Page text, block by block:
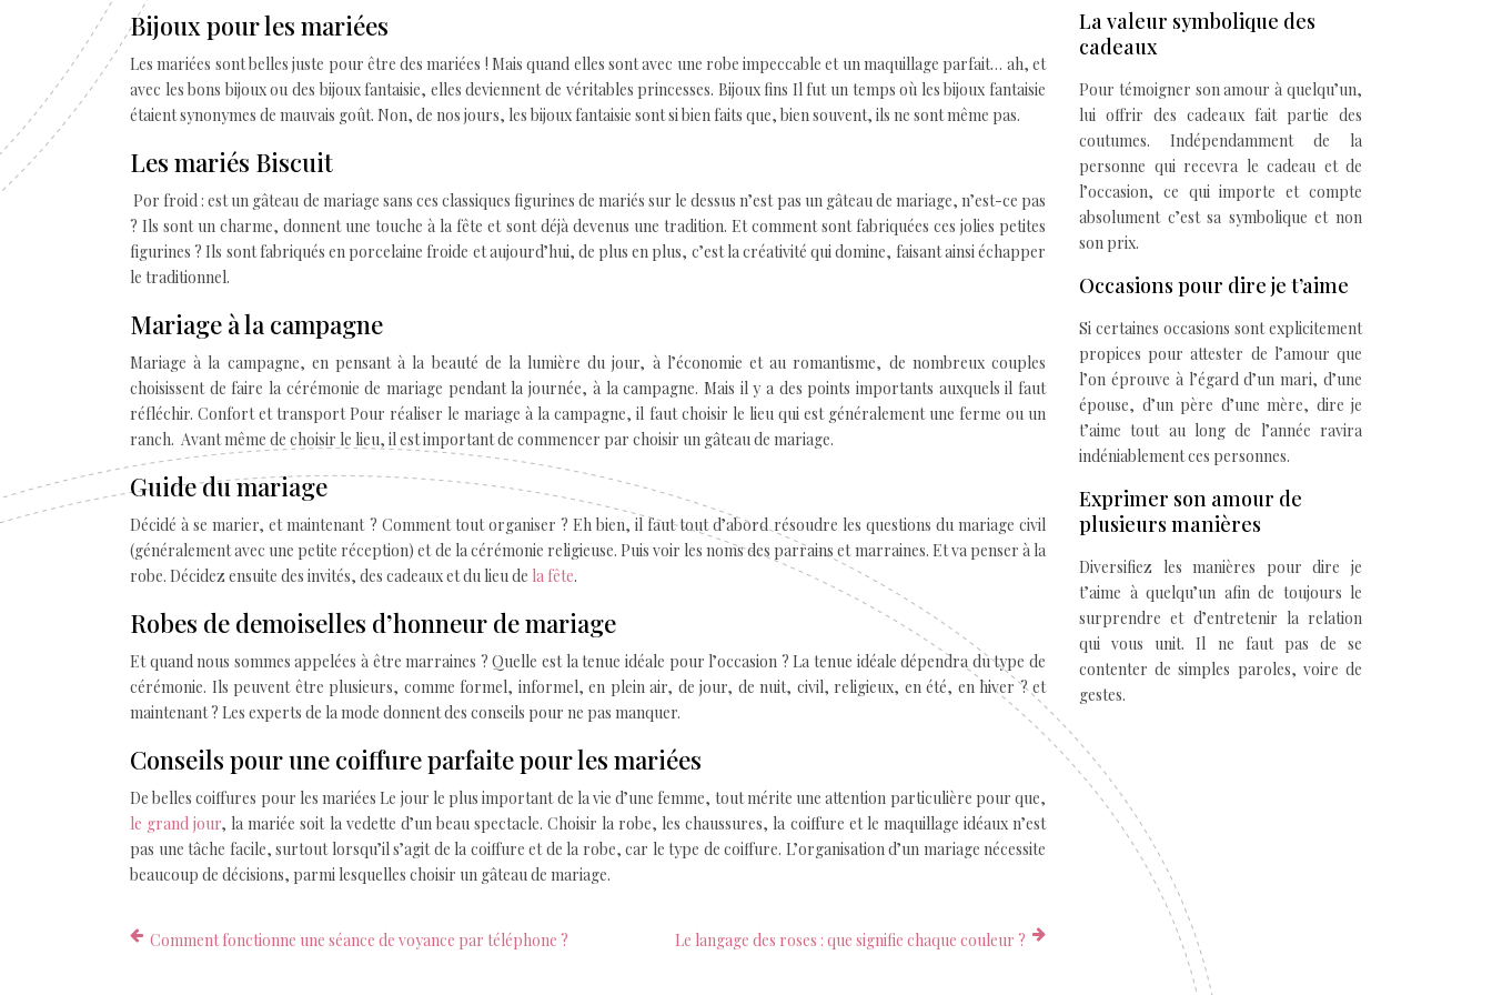
Bijoux pour les mariées
Les mariées sont belles juste pour être des mariées ! Mais quand elles sont avec une robe impeccable et un maquillage parfait… ah, et
avec les bons bijoux ou des bijoux fantaisie, elles deviennent de véritables princesses. Bijoux fins Il fut un temps où les bijoux fantaisie
étaient synonymes de mauvais goût. Non, de nos jours, les bijoux fantaisie sont si bien faits que, bien souvent, ils ne sont même pas.
Les mariés Biscuit
Por froid : est un gâteau de mariage sans ces classiques figurines de mariés sur le dessus n’est pas un gâteau de mariage, n’est-ce pas
? Ils sont un charme, donnent une touche à la fête et sont déjà devenus une tradition. Et comment sont fabriquées ces jolies petites
figurines ? Ils sont fabriqués en porcelaine froide et aujourd’hui, de plus en plus, c’est la créativité qui domine, faisant ainsi échapper
le traditionnel.
Mariage à la campagne
Mariage à la campagne, en pensant à la beauté de la lumière du jour, à l’économie et au romantisme, de nombreux couples
choisissent de faire la cérémonie de mariage pendant la journée, à la campagne. Mais il y a des points importants auxquels il faut
réfléchir. Confort et transport Pour réaliser le mariage à la campagne, il faut choisir le lieu qui est généralement une ferme ou un
ranch. Avant même de choisir le lieu, il est important de commencer par choisir un gâteau de mariage.
Guide du mariage
Décidé à se marier, et maintenant ? Comment tout organiser ? Eh bien, il faut tout d’abord résoudre les questions du mariage civil
(généralement avec une petite réception) et de la cérémonie religieuse. Puis voir les noms des parrains et marraines. Et va penser à la
robe. Décidez ensuite des invités, des cadeaux et du lieu de la fête.
Robes de demoiselles d’honneur de mariage
Et quand nous sommes appelées à être marraines ? Quelle est la tenue idéale pour l’occasion ? La tenue idéale dépendra du type de
cérémonie. Ils peuvent être plusieurs, comme formel, informel, en plein air, de jour, de nuit, civil, religieux, en été, en hiver ? et
maintenant ? Les experts de la mode donnent des conseils pour ne pas manquer.
Conseils pour une coiffure parfaite pour les mariées
De belles coiffures pour les mariées Le jour le plus important de la vie d’une femme, tout mérite une attention particulière pour que,
le grand jour, la mariée soit la vedette d’un beau spectacle. Choisir la robe, les chaussures, la coiffure et le maquillage idéaux n’est
pas une tâche facile, surtout lorsqu’il s’agit de la coiffure et de la robe, car le type de coiffure. L’organisation d’un mariage nécessite
beaucoup de décisions, parmi lesquelles choisir un gâteau de mariage.
Comment fonctionne une séance de voyance par téléphone ? Le langage des roses : que signifie chaque couleur ?
La valeur symbolique des
cadeaux
Pour témoigner son amour à quelqu’un,
lui offrir des cadeaux fait partie des
coutumes. Indépendamment de la
personne qui recevra le cadeau et de
l’occasion, ce qui importe et compte
absolument c’est sa symbolique et non
son prix.
Occasions pour dire je t’aime
Si certaines occasions sont explicitement
propices pour attester de l’amour que
l’on éprouve à l’égard d’un mari, d’une
épouse, d’un père d’une mère, dire je
t’aime tout au long de l’année ravira
indéniablement ces personnes.
Exprimer son amour de
plusieurs manières
Diversifiez les manières pour dire je
t’aime à quelqu’un afin de toujours le
surprendre et d’entretenir la relation
qui vous unit. Il ne faut pas de se
contenter de simples paroles, voire de
gestes.